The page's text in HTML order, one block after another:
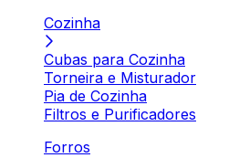
Cozinha
Cubas para Cozinha
Torneira e Misturador
Pia de Cozinha
Filtros e Purificadores
Forros